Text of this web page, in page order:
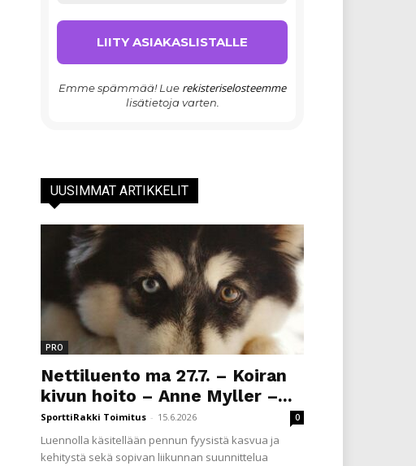
Emme spämmää! Lue rekisteriselosteemme
lisätietoja varten.
UUSIMMAT ARTIKKELIT
PRO
Nettiluento ma 27.7. – Koiran
kivun hoito – Anne Myller –...
SporttiRakki Toimitus - 15.6.2026 0
Luennolla käsitellään pennun fyysistä kasvua ja
kehitystä sekä sopivan liikunnan suunnittelua